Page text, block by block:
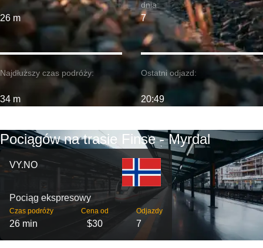
26 m
Najdłuższy czas podróży:
34 m
dnia:
7
Ostatni odjazd:
20:49
Pociągów na trasie Finse - Myrdal
VY.NO
Pociąg ekspresowy
Czas podróży
26 min
Cena od
$30
Odjazdy
7